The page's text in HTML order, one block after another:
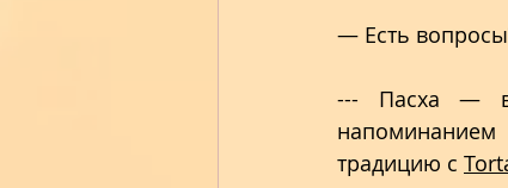
— Есть
--- Пасха —
традицию с